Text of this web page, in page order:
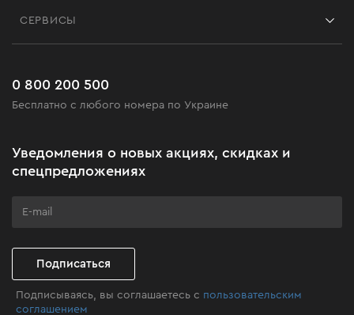
Черная пятница
Клуб мастерства
Часто задаваемые вопросы
СЕРВИСЫ
0 800 200 500
Бесплатно с любого номера по Украине
Уведомления о новых акциях, скидках и
спецпредложениях
Подписаться
Подписываясь, вы соглашаетесь с пользовательским
соглашением